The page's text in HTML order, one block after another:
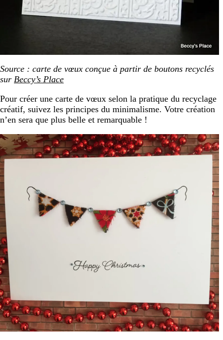
Source : carte de vœux conçue à partir de boutons recyclés
sur Beccy’s Place
Pour créer une carte de vœux selon la pratique du recyclage
créatif, suivez les principes du minimalisme. Votre création
n’en sera que plus belle et remarquable !